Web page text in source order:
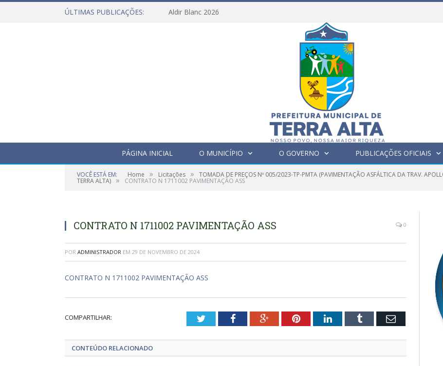
ÚLTIMAS PUBLICAÇÕES: Aldir Blanc 2026
PÁGINA INICIAL O MUNICÍPIO O GOVERNO PUBLICAÇÕES OFICIAIS
VOCÊ ESTÁ EM: Home » Licitações » TOMADA DE PREÇOS Nº 005/2023-TP-PMTA (PAVIMENTAÇÃO ASFÁLTICA DA TRAV.
TERRA ALTA) » CONTRATO N 1711002 PAVIMENTAÇÃO ASS
CONTRATO N 1711002 PAVIMENTAÇÃO ASS 0
POR ADMINISTRADOR EM 29 DE NOVEMBRO DE 2024
CONTRATO N 1711002 PAVIMENTAÇÃO ASS
COMPARTILHAR: TwitterFacebookGoogle+PinterestLinkedInTumblr Email
CONTEÚDO RELACIONADO